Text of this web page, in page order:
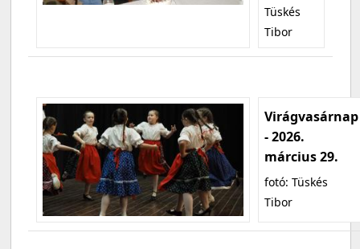
Tüskés
Tibor
Virágvasárnap
- 2026.
március 29.
fotó: Tüskés
Tibor